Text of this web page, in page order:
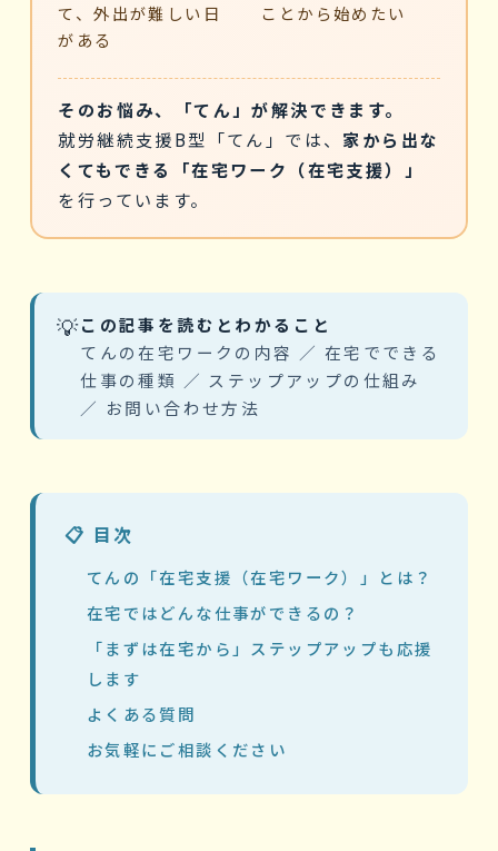
て、外出が難しい日
がある
ことから始めたい
そのお悩み、「てん」が解決できます。
就労継続支援B型「てん」では、 家から出な
くてもできる「在宅ワーク（在宅支援）」
を行っています。
💡この記事を読むとわかること
てんの在宅ワークの内容 ／ 在宅でできる
仕事の種類 ／ ステップアップの仕組み
／ お問い合わせ方法
📋 目次
てんの「在宅支援（在宅ワーク）」とは？
在宅ではどんな仕事ができるの？
「まずは在宅から」ステップアップも応援
します
よくある質問
お気軽にご相談ください